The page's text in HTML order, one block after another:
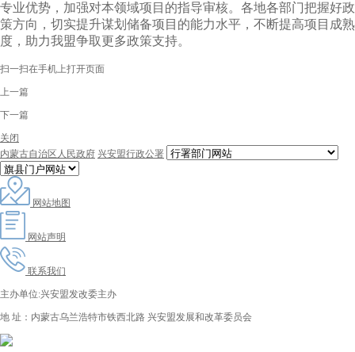
专业优势，加强对本领域项目的指导审核。各地各部门把握好政
策方向，切实提升谋划储备项目的能力水平，不断提高项目成熟
度，助力我盟争取更多政策支持。
扫一扫在手机上打开页面
上一篇
下一篇
关闭
内蒙古自治区人民政府 兴安盟行政公署
网站地图
网站声明
联系我们
主办单位:兴安盟发改委主办
地 址：内蒙古乌兰浩特市铁西北路 兴安盟发展和改革委员会